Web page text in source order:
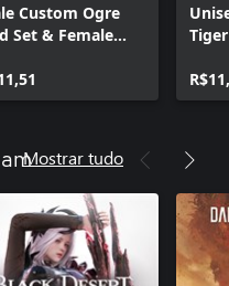
Custom Ogre
Set & Female
Mostrar tudo